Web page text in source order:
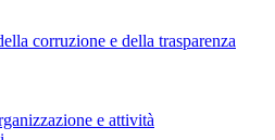
corruzione e della trasparenza
e attività